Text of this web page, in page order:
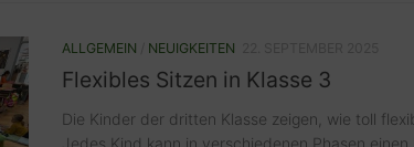
ALLGEMEIN NEUIGKEITEN
Flexibles Sitzen in Klasse 3
Die Kinder der dritten Klasse zeigen, wie toll
Jedes Kind kann in verschiedenen Phasen